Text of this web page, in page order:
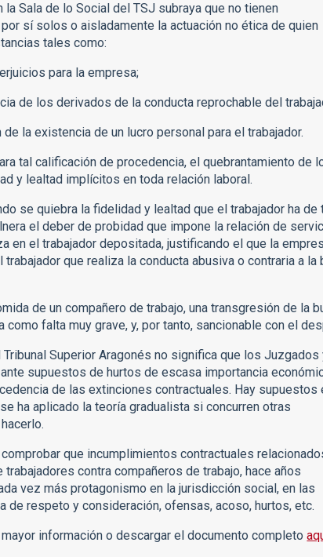
Sala de lo Social del TSJ subraya que no tienen
sí solos o aisladamente la actuación no ética de quien
tales como:
para la empresa;
de los derivados de la conducta reprochable del
de la existencia de un lucro personal para el trabajador.
tal calificación de procedencia, el quebrantamiento de
y lealtad implícitos en toda relación laboral.
se quiebra la fidelidad y lealtad que el trabajador ha de
el deber de probidad que impone la relación de
en el trabajador depositada, justificando el que la
que realiza la conducta abusiva o contraria a la
de un compañero de trabajo, una transgresión de la
como falta muy grave, y, por tanto, sancionable con el
Superior Aragonés no significa que los Juzgados
supuestos de hurtos de escasa importancia
de las extinciones contractuales. Hay supuestos
ha aplicado la teoría gradualista si concurren otras
que incumplimientos contractuales
contra compañeros de trabajo, hace años
vez más protagonismo en la jurisdicción social, en las
respeto y consideración, ofensas, acoso, hurtos, etc.
mayor información o descargar el documento completo